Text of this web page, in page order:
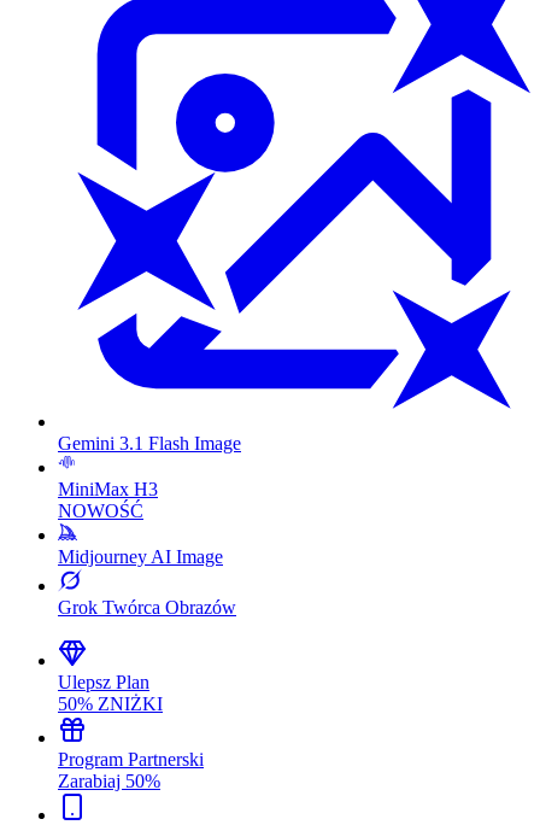
Gemini 3.1 Flash Image
MiniMax H3
NOWOŚĆ
Midjourney AI Image
Grok Twórca Obrazów
Ulepsz Plan
50% ZNIŻKI
Program Partnerski
Zarabiaj 50%